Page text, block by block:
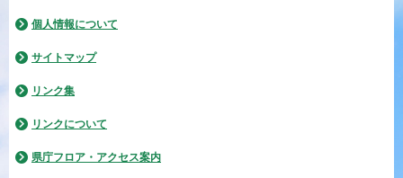
個人情報について
サイトマップ
リンク集
リンクについて
県庁フロア・アクセス案内